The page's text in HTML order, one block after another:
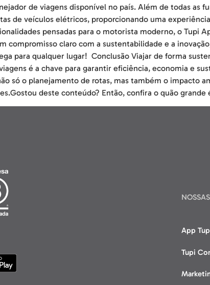
de viagens disponível no país. Além de todas as
de veículos elétricos, proporcionando uma
pensadas para o motorista moderno, o Tupi
compromisso claro com a sustentabilidade e a
para qualquer lugar! Conclusão Viajar de forma
é a chave para garantir eficiência, economia e
só o planejamento de rotas, mas também o impacto
deste conteúdo? Então, confira o quão
App
Tupi